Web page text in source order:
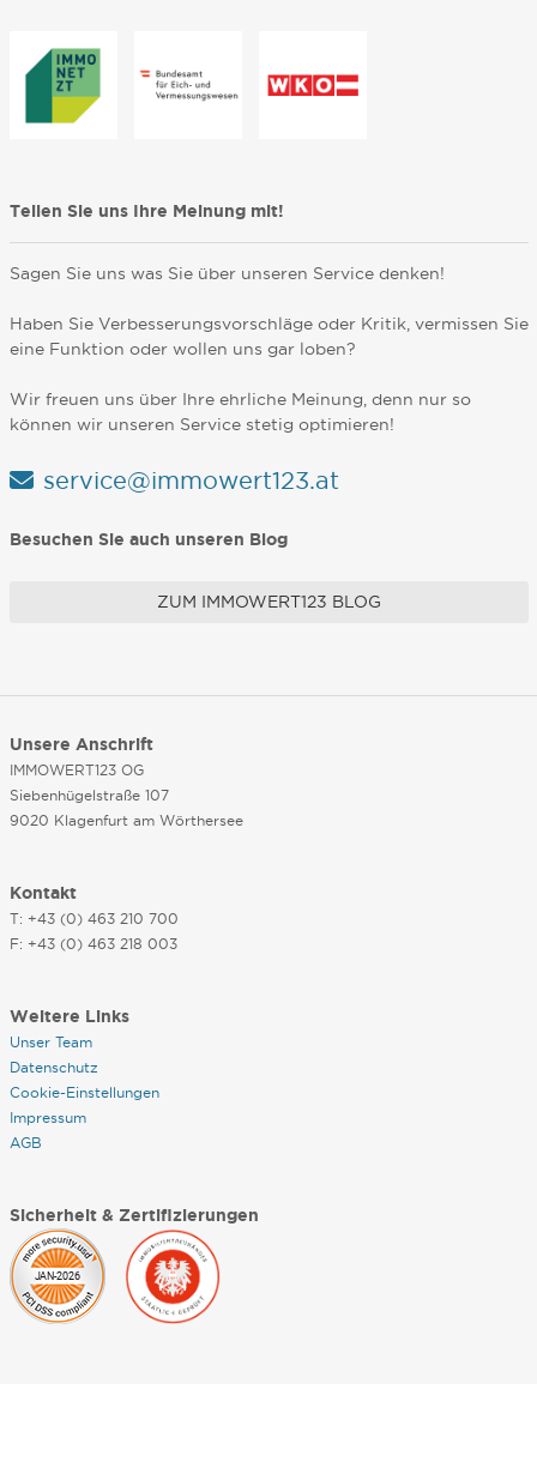
Teilen Sie uns Ihre Meinung mit!
Sagen Sie uns was Sie über unseren Service denken!
Haben Sie Verbesserungsvorschläge oder Kritik, vermissen Sie
eine Funktion oder wollen uns gar loben?
Wir freuen uns über Ihre ehrliche Meinung, denn nur so
können wir unseren Service stetig optimieren!
service@immowert123.at
Besuchen Sie auch unseren Blog
ZUM IMMOWERT123 BLOG
Unsere Anschrift
IMMOWERT123 OG
Siebenhügelstraße 107
9020 Klagenfurt am Wörthersee
Kontakt
T: +43 (0) 463 210 700
F: +43 (0) 463 218 003
Weitere Links
Unser Team
Datenschutz
Cookie-Einstellungen
Impressum
AGB
Sicherheit & Zertifizierungen